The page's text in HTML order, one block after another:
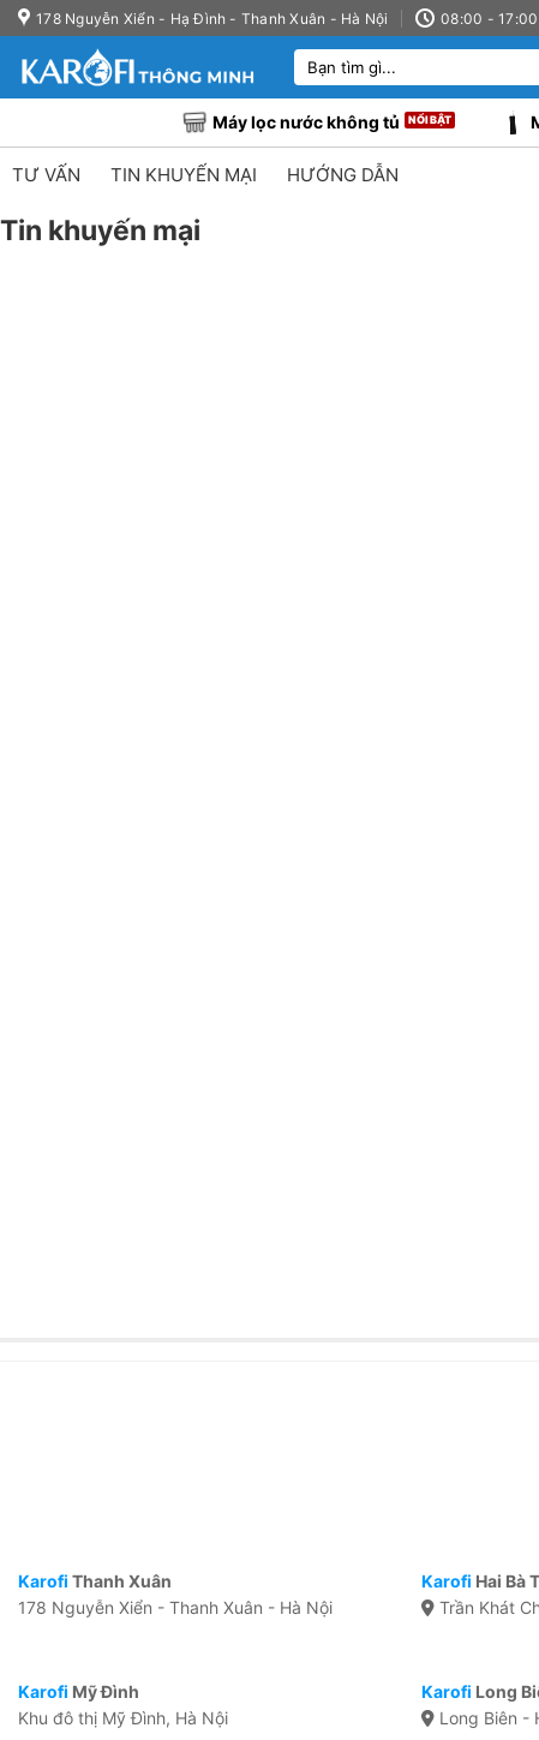
Bỏ
qua
dung
178 Nguyễn Xiển - Hạ Đình - Thanh Xuân - Hà Nội 08:00 - 17:00
Tìm
kiếm:
Máy lọc nước không tủ
TƯ VẤN TIN KHUYẾN MẠI HƯỚNG DẪN
Tin khuyến mại
Karofi Thanh Xuân
178 Nguyễn Xiển - Thanh Xuân - Hà Nội
Karofi Hai Bà
Trần Khát
Karofi Mỹ Đình
Khu đô thị Mỹ Đình, Hà Nội
Karofi Long
Long Biên -